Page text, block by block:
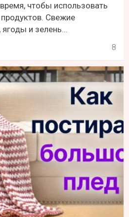
чтобы использовать
Свежие
и зелень...
8